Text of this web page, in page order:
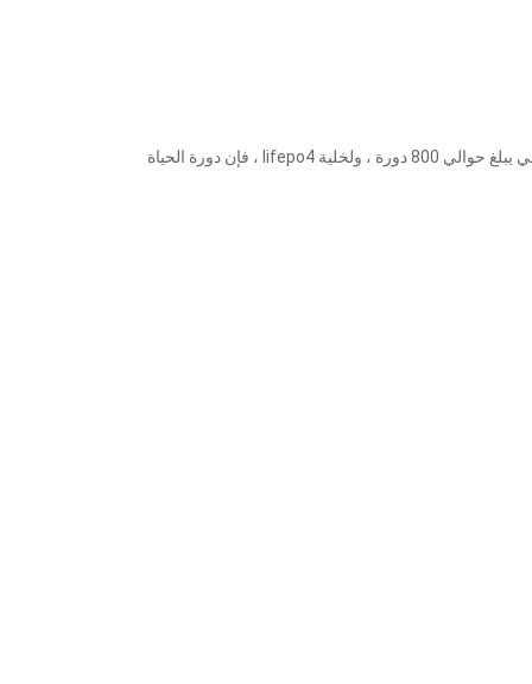
نحن ننتج حاليًا 18650/26650/21700/30700/4680 خلية أيون الليثيوم وخلية فوسفات الحديد الليثيوم ، وبطاريات الليثيوم أيون لها عمر افتراضي يبلغ حوالي 800 دورة ، ولخلية lifepo4 ، فإن دورة الحياة